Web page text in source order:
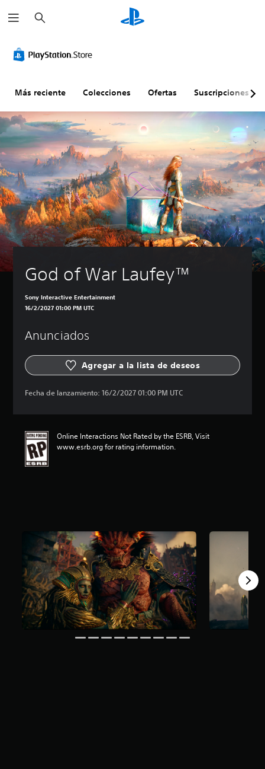
u
s
r
Más reciente Colecciones Ofertas Suscripciones
God of War Laufey™
Sony Interactive Entertainment
16/2/2027 01:00 PM UTC
Anunciados
Agregar a la lista de deseos
Fecha de lanzamiento: 16/2/2027 01:00 PM UTC
Online Interactions Not Rated by the ESRB, Visit
www.esrb.org for rating information.